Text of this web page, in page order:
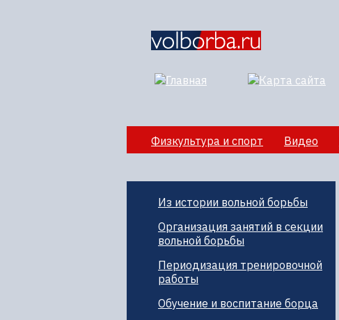
Физкультура и спорт Видео
Из истории вольной борьбы
Организация занятий в секции
вольной борьбы
Периодизация тренировочной
работы
Обучение и воспитание борца